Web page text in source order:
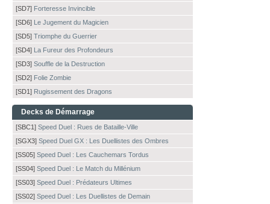
[SD7] Forteresse Invincible
[SD6] Le Jugement du Magicien
[SD5] Triomphe du Guerrier
[SD4] La Fureur des Profondeurs
[SD3] Souffle de la Destruction
[SD2] Folie Zombie
[SD1] Rugissement des Dragons
Decks de Démarrage
[SBC1] Speed Duel : Rues de Bataille-Ville
[SGX3] Speed Duel GX : Les Duellistes des Ombres
[SS05] Speed Duel : Les Cauchemars Tordus
[SS04] Speed Duel : Le Match du Millénium
[SS03] Speed Duel : Prédateurs Ultimes
[SS02] Speed Duel : Les Duellistes de Demain